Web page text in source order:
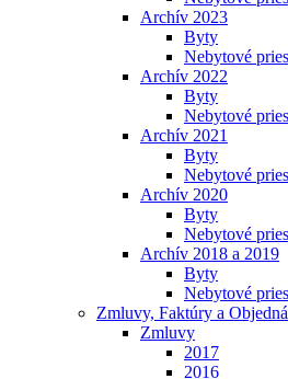
Archív 2023
Byty
Nebytové
Archív 2022
Byty
Nebytové
Archív 2021
Byty
Nebytové
Archív 2020
Byty
Nebytové
Archív 2018 a 2019
Byty
Nebytové
Zmluvy, Faktúry a
Zmluvy
2017
2016